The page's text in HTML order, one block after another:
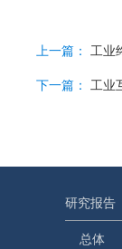
上一篇： 工业
下一篇： 工业
研究报告
总体